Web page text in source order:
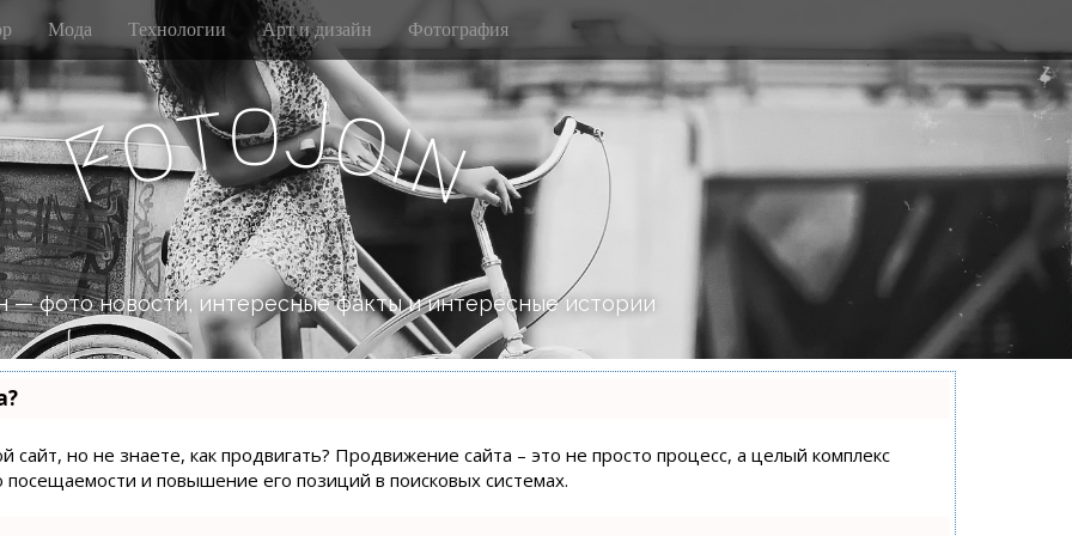
Мода Технологии Арт и дизайн Фотография
FotoJoi
n
— фото новости, интересные факты и интересные истории
сайт, но не знаете, как продвигать? Продвижение сайта – это не просто процесс, а целый комплекс
и повышение его позиций в поисковых системах.